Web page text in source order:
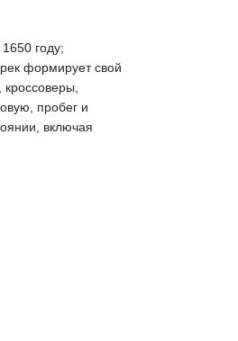
году;
формирует свой
пробег и
включая